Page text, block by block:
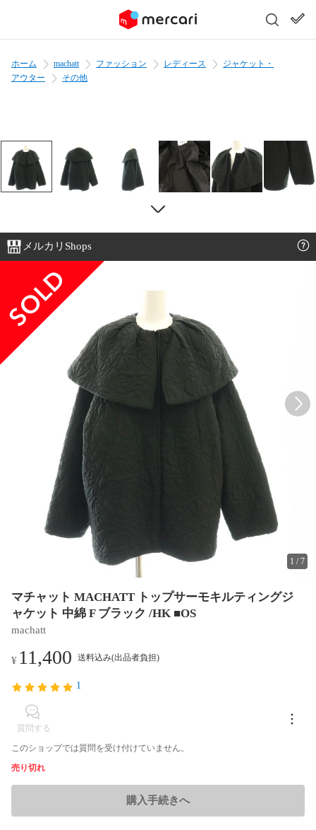
ホーム machatt ファッション レディース
ジャケット・
アウター
その他
メルカリShops
1 /7
マチャット MACHATT トップサーモキルティングジ
ャケット 中綿 F ブラック /HK ■OS
machatt
¥ 11,400 送料込み(出品者負担)
1
質問する
このショップでは質問を受け付けていません。
売り切れ
購入手続きへ